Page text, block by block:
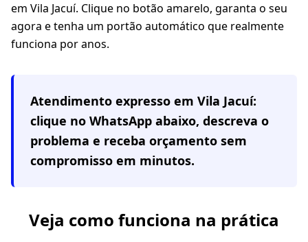
em Vila Jacuí. Clique no botão amarelo, garanta o seu
agora e tenha um portão automático que realmente
funciona por anos.
Atendimento expresso em Vila Jacuí:
clique no WhatsApp abaixo, descreva o
problema e receba orçamento sem
compromisso em minutos.
Veja como funciona na prática